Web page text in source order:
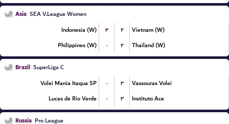
Asia SEA V.League Women
Indonesia (W)
۳ ۲
Vietnam (W)
Philippines (W)
۰ ۲ Thailand (W)
Brazil SuperLiga C
Volei Mania Itaqua SP
۰ ۳
Vassouras Volei
Lucas de Rio Verde
۰ ۳ Instituto Ace
Russia Pro League